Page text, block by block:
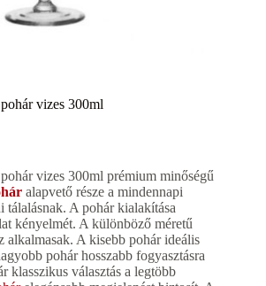
vizes 300ml
vizes 300ml prémium minőségű
alapvető része a mindennapi
tálalásnak. A pohár kialakítása
kényelmét. A különböző méretű
alkalmasak. A kisebb pohár ideális
pohár hosszabb fogyasztásra
klasszikus választás a legtöbb